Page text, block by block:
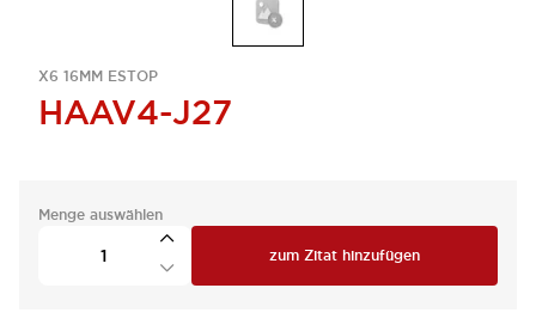
X6 16MM ESTOP
HAAV4-J27
Menge auswählen
zum Zitat hinzufügen